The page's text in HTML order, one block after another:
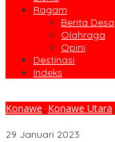
Ragam
Berita Desa
Olahraga
Opini
Destinasi
Indeks
Konawe, Konawe Utara,
29 Januari 2023